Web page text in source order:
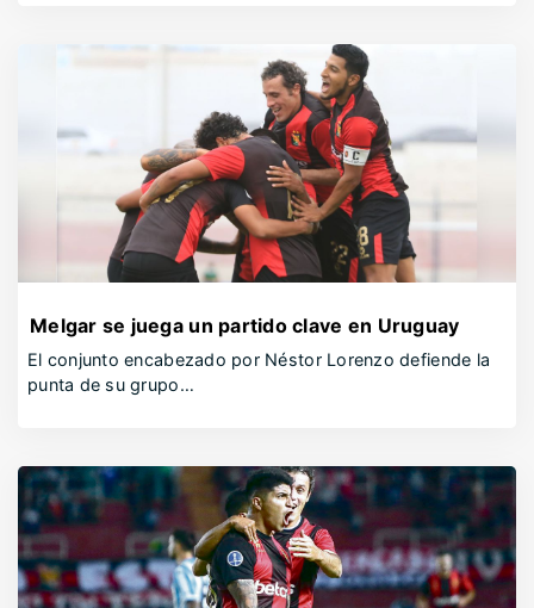
Melgar se juega un partido clave en Uruguay
El conjunto encabezado por Néstor Lorenzo defiende la
punta de su grupo…